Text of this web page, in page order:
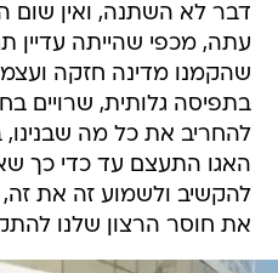
דבר לא השתנה, ואין שום
עתה, מכפי שהייתה עדיין
שהקמנו מדינה חזקה
בתפיסה גלותית, שרויים
להחריב את כל מה
האגו התעצם עד כדי כך
להקשיב ולשמוע זה את זה,
את חוסר הרצון שלנו